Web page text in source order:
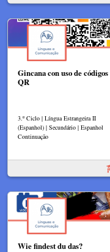
Gincana con uso de códigos
QR
3.º Ciclo | Língua Estrangeira II
(Espanhol) | Secundário | Espanhol
Continuação
Wie findest du das?